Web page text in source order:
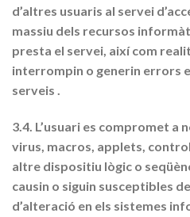
d’altres usuaris al servei
massiu dels recursos
presta el servei, així com
interrompin o generin errors
serveis .
3.4. L’usuari es compromet
virus, macros, applets,
altre dispositiu lògic o
causin o siguin susceptibles
d’alteració en els sistemes